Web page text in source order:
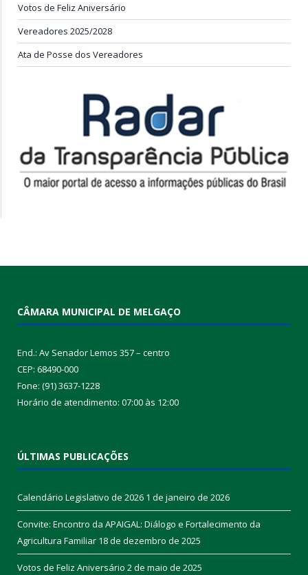
Votos de Feliz Aniversário
Vereadores 2025/2028
Ata de Posse dos Vereadores
CÂMARA MUNICIPAL DE MELGAÇO
End.: Av Senador Lemos 357 – centro
CEP: 68490-000
Fone: (91) 3637-1228
Horário de atendimento: 07:00 às 12:00
ÚLTIMAS PUBLICAÇÕES
Calendário Legislativo de 2026 1 de janeiro de 2026
Convite: Encontro da APAIGAL: Diálogo e Fortalecimento da
Agricultura Familiar 18 de dezembro de 2025
Votos de Feliz Aniversário 2 de maio de 2025